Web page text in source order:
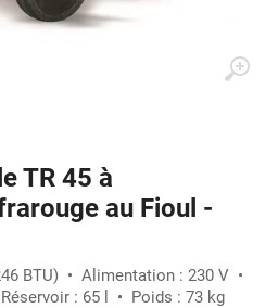
TR 45 à
au Fioul -
BTU) • Alimentation : 230 V •
: 65 l • Poids : 73 kg